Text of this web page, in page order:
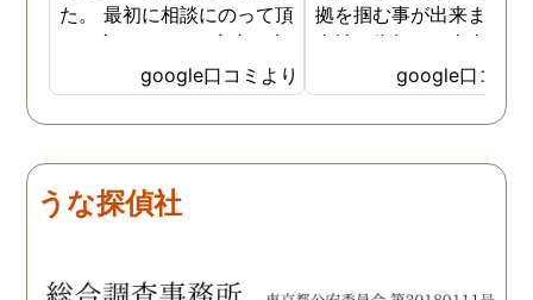
た。 最初に相談にのって頂
いた方も、とても率直に意
見を言っていただき、また
費用面も正直に答えていた
だき、私の望む結果を得る
言えないですが、それでも
少しでも低く抑えるアドバ
google口コミより
拠を掴む事が出来ました
当社に依頼して本当に良
ったと実感しております
依頼中にはいろいろな相
も聞いて頂き、救われる
謝しております。 私と
google口コミ
うな探偵社